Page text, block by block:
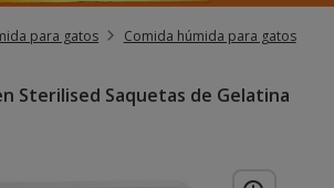
para gatos Comida húmida para gatos
Sterilised Saquetas de Gelatina